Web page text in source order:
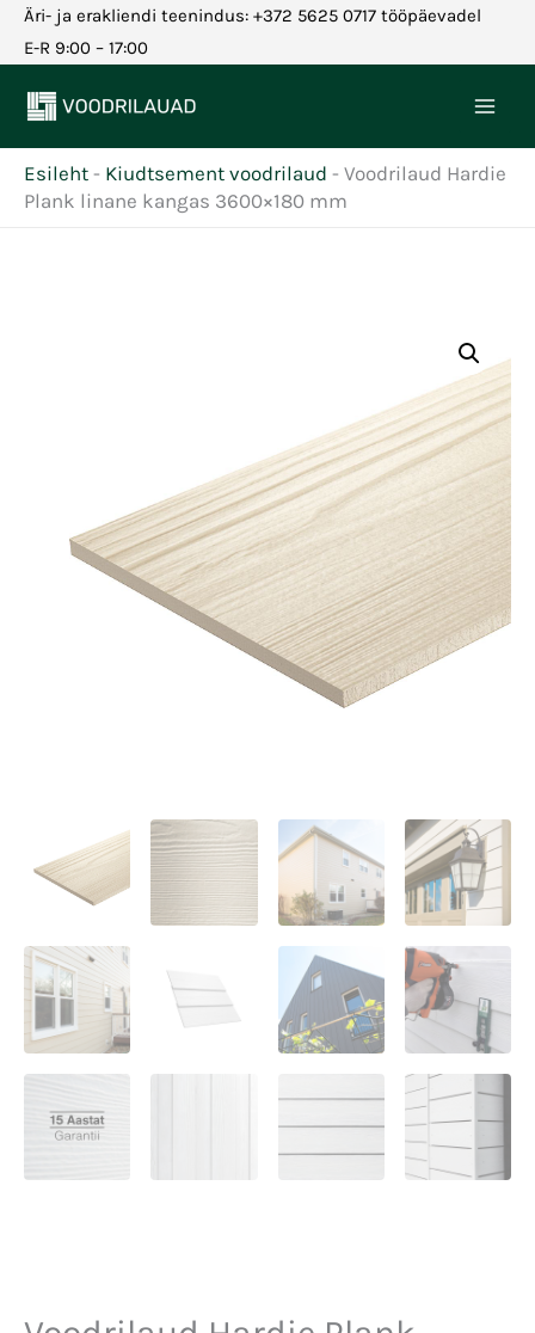
SkipÄri- ja erakliendi teenindus: +372 5625 0717 tööpäevadel
E-R 9:00 – 17:00
Esileht - Kiudtsement voodrilaud - Voodrilaud Hardie
Plank linane kangas 3600×180 mm